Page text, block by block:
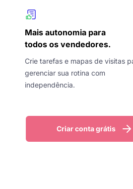
Mais autonomia para
todos os vendedores.
Crie tarefas e mapas de visitas
gerenciar sua rotina com
independência.
Criar conta grátis